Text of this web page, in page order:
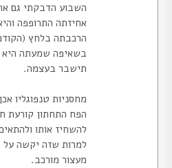
השבוע הדבקתי גם את
אחיזתה התרופפה והיא
הרכבתה בלחץ (הקודמת
בשאיפה שמעתה היא
תישבר בעצמה.
מחסניות טנפוגליו אכן
הפח התחתון קורעת
להשחיז אותו ולהתאים
למרות שזה יקשה על
מעצור מורכב.